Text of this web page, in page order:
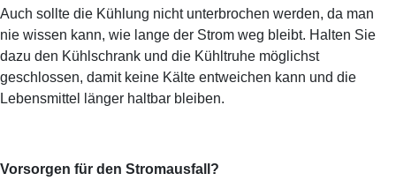
Auch sollte die Kühlung nicht unterbrochen werden, da man
nie wissen kann, wie lange der Strom weg bleibt. Halten Sie
dazu den Kühlschrank und die Kühltruhe möglichst
geschlossen, damit keine Kälte entweichen kann und die
Lebensmittel länger haltbar bleiben.
Vorsorgen für den Stromausfall?